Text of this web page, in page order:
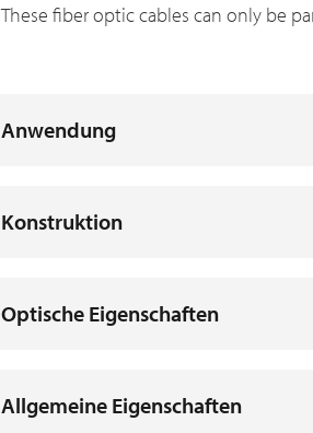
These fiber optic cables can only be
Anwendung
Konstruktion
Optische Eigenschaften
Allgemeine Eigenschaften